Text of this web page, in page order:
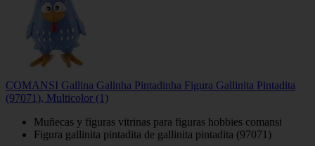
COMANSI Gallina Galinha Pintadinha Figura Gallinita Pintadita
(97071), Multicolor (1)
Muñecas y figuras vitrinas para figuras hobbies comansi
Figura gallinita pintadita de gallinita pintadita (97071)